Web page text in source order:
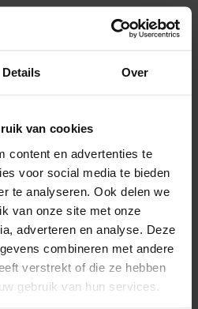
Details Over
van cookies
content en advertenties te
voor social media te bieden
te analyseren. Ook delen we
van onze site met onze
adverteren en analyse. Deze
combineren met andere
verstrekt of die ze hebben
gebruik van hun services.